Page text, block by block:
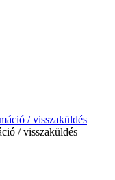
/ visszaküldés
/ visszaküldés